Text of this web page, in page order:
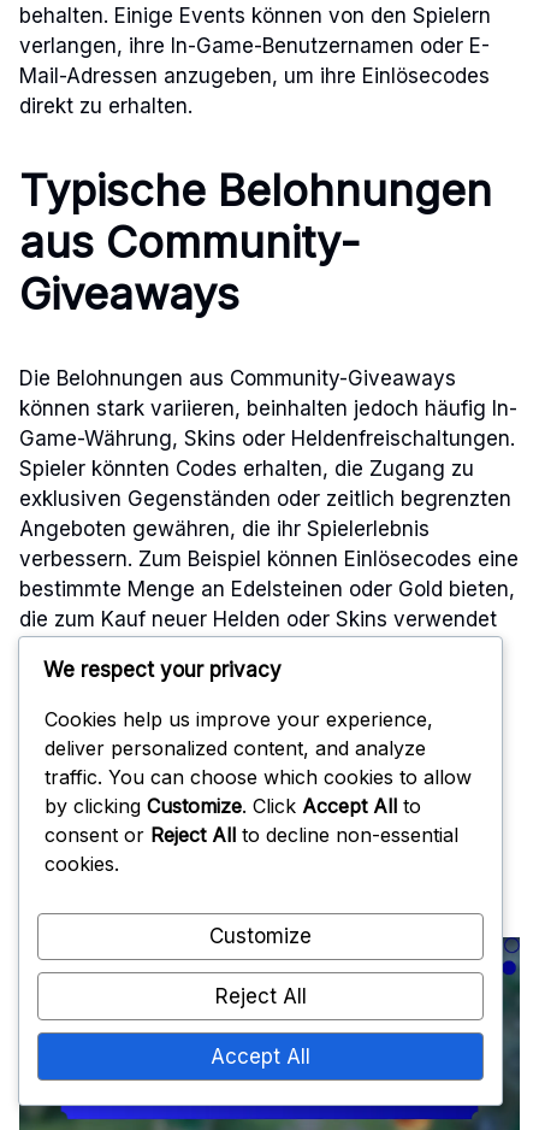
behalten. Einige Events können von den Spielern
verlangen, ihre In-Game-Benutzernamen oder E-
Mail-Adressen anzugeben, um ihre Einlösecodes
direkt zu erhalten.
Typische Belohnungen
aus Community-
Giveaways
Die Belohnungen aus Community-Giveaways
können stark variieren, beinhalten jedoch häufig In-
Game-Währung, Skins oder Heldenfreischaltungen.
Spieler könnten Codes erhalten, die Zugang zu
exklusiven Gegenständen oder zeitlich begrenzten
Angeboten gewähren, die ihr Spielerlebnis
verbessern. Zum Beispiel können Einlösecodes eine
bestimmte Menge an Edelsteinen oder Gold bieten,
die zum Kauf neuer Helden oder Skins verwendet
Zusätzlich zu greifbaren Belohnungen kann die
Teilnahme an Community-Events auch zu einem
Gefühl der Zugehörigkeit und Verbindung mit
anderen Spielern führen. Die Teilnahme an diesen
Aktivitäten verbessert nicht nur das Spielerlebnis,
sondern fördert auch eine lebendige
We respect your privacy
Cookies help us improve your experience,
deliver personalized content, and analyze
traffic. You can choose which cookies to allow
by clicking Customize. Click Accept All to
consent or Reject All to decline non-essential
cookies.
Customize
Reject All
Accept All